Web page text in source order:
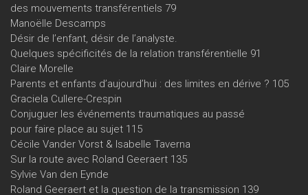
des mouvements transférentiels 79
Manoëlle Descamps
Désir de l’enfant, désir de l’analyste.
Quelques spécificités de la relation transférentielle 91
Claire Morelle
Parents et enfants d’aujourd’hui : des limites en dérive ? 105
Graciela Cullere-Crespin
Conjuguer les événements traumatiques au passé
pour faire place au sujet 115
Cécile Vander Vorst & Isabelle Taverna
Sur la route avec Roland Geeraert 135
Sylvie Van den Eynde
Roland Geeraert et la question de la transmission 139